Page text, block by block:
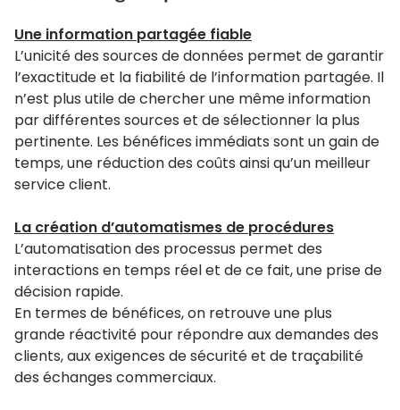
Une information partagée fiable
L’unicité des sources de données permet de garantir
l’exactitude et la fiabilité de l’information partagée. Il
n’est plus utile de chercher une même information
par différentes sources et de sélectionner la plus
pertinente. Les bénéfices immédiats sont un gain de
temps, une réduction des coûts ainsi qu’un meilleur
service client.
La création d’automatismes de procédures
L’automatisation des processus permet des
interactions en temps réel et de ce fait, une prise de
décision rapide.
En termes de bénéfices, on retrouve une plus
grande réactivité pour répondre aux demandes des
clients, aux exigences de sécurité et de traçabilité
des échanges commerciaux.